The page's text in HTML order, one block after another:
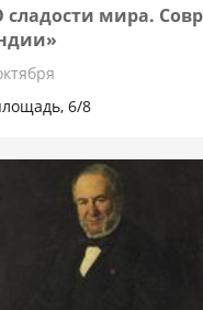
сладости мира.
6/8